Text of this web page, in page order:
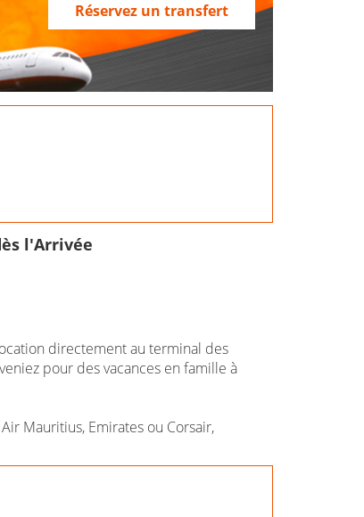
Réservez un transfert
l'Arrivée
directement au terminal des
pour des vacances en famille à
Mauritius, Emirates ou Corsair,